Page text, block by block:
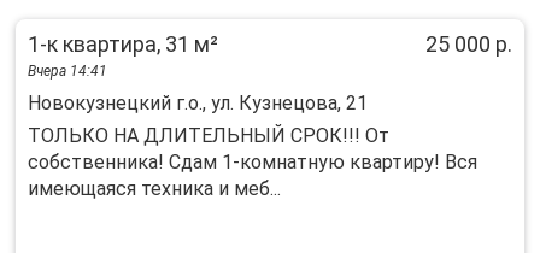
1-к квартира, 31 м² 25 000 р.
Вчера 14:41
Новокузнецкий г.о., ул. Кузнецова, 21
ТОЛЬКО НА ДЛИТЕЛЬНЫЙ СРОК!!! От
собственника! Сдам 1-комнатную квартиру! Вся
имеющаяся техника и меб...